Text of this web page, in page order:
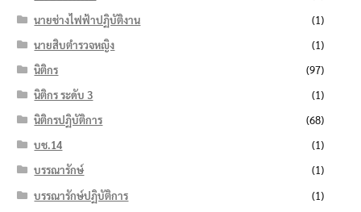
นายช่างไฟฟ้าปฏิบัติงาน
(1)
นายสิบตำรวจหญิง
(1)
นิติกร
(97)
นิติกร ระดับ 3
(1)
นิติกรปฏิบัติการ
(68)
บช.14
(1)
บรรณารักษ์
(1)
บรรณารักษ์ปฏิบัติการ
(1)